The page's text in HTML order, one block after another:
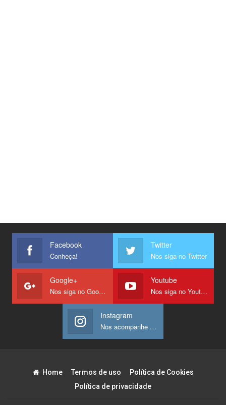
Facebook
Conheça!
Twitter
Nos siga no Twitter
Google+
Nos siga no Google +
Youtube
Nos siga no Youtube
Instagram
Nos acompanhe no Instagram
Home Termos de uso
Política de Cookies
Política de privacidade